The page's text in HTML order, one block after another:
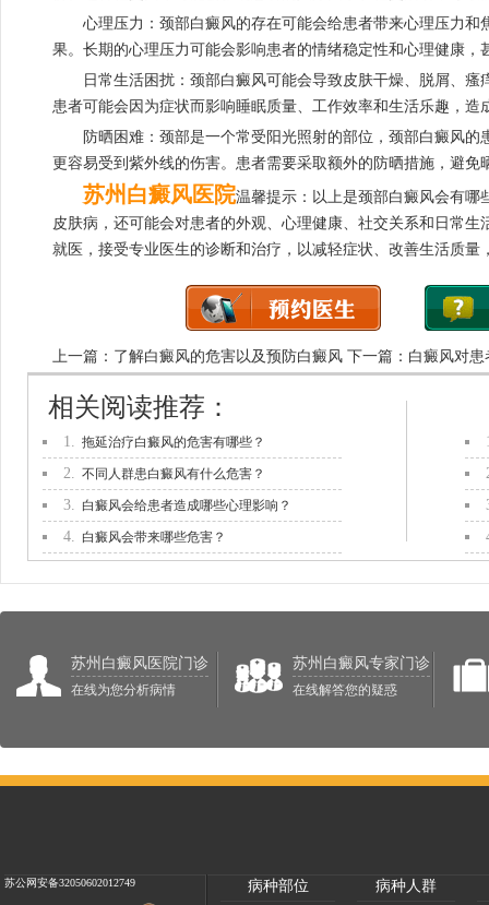
心理压力：颈部白癜风的存在可能会给患者带来心理压力和
果。长期的心理压力可能会影响患者的情绪稳定性和心理健康，
日常生活困扰：颈部白癜风可能会导致皮肤干燥、脱屑、瘙
患者可能会因为症状而影响睡眠质量、工作效率和生活乐趣，造
防晒困难：颈部是一个常受阳光照射的部位，颈部白癜风的
更容易受到紫外线的伤害。患者需要采取额外的防晒措施，避免
苏州白癜风医院温馨提示：以上是颈部白癜风会有哪
皮肤病，还可能会对患者的外观、心理健康、社交关系和日常
就医，接受专业医生的诊断和治疗，以减轻症状、改善生活质量
上一篇： 了解白癜风的危害以及预防白癜风下一篇： 白癜风对
1. 拖延治疗白癜风的危害有哪些？
2. 不同人群患白癜风有什么危害？
3. 白癜风会给患者造成哪些心理影响？
4. 白癜风会带来哪些危害？
相关阅读推荐：
苏州白癜风医院门诊
在线为您分析病情
苏州白癜风专家门诊
在线解答您的疑惑
苏公网安备32050602012749 病种部位 病种人群